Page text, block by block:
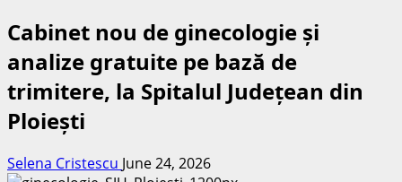
Cabinet nou de ginecologie și
analize gratuite pe bază de
trimitere, la Spitalul Județean din
Ploiești
Selena Cristescu June 24, 2026